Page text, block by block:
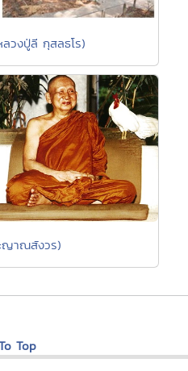
วงปู่ลี กุสลธโร)
ญาณสังวร)
Top